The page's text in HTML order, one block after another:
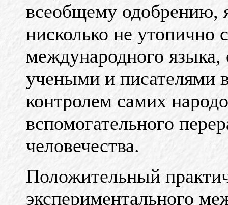
всеобщему одобрению,
нисколько не утопично
международного
учеными и писателями
контролем самих
вспомогательного
человечества.
Положительный
экспериментального